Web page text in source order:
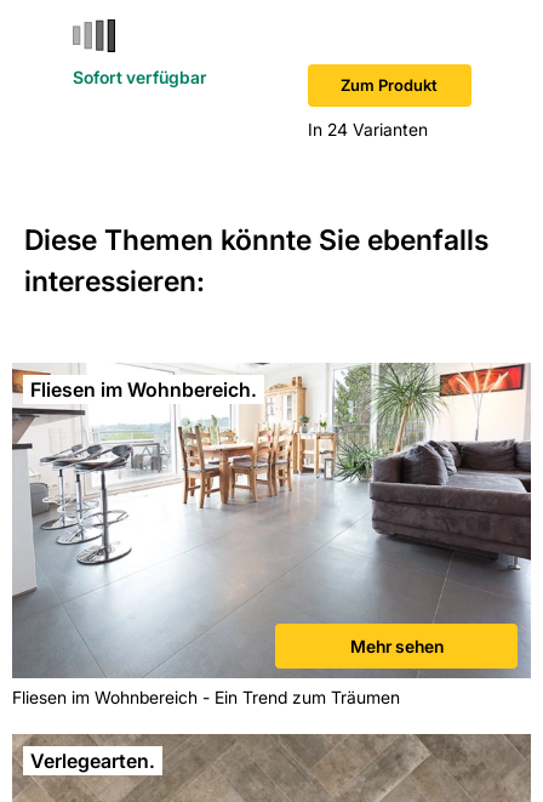
Zum Produkt
In 24 Varianten
Sofort verfügbar
Diese Themen könnte Sie ebenfalls
interessieren:
Fliesen im Wohnbereich.
Mehr sehen
Fliesen im Wohnbereich - Ein Trend zum Träumen
Verlegearten.